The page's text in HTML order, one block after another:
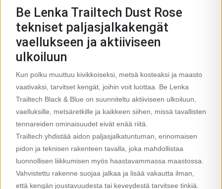
Be Lenka Trailtech Dust Rose
tekniset paljasjalkakengät
vaellukseen ja aktiiviseen
ulkoiluun
Kun polku muuttuu kivikkoiseksi, metsä kosteaksi ja maasto
vaativaksi, tarvitset kengät, joihin voit luottaa. Be Lenka
Trailtech Black & Blue on suunniteltu aktiiviseen ulkoiluun,
vaelluksille, metsäretkille ja kaikkeen siihen, missä tavallisten
tennareiden ominaisuudet eivät enää riitä.
Trailtech yhdistää aidon paljasjalkatuntuman, erinomaisen
pidon ja teknisen rakenteen tavalla, joka mahdollistaa
luonnollisen liikkumisen myös haastavammassa maastossa.
Vahvistettu rakenne suojaa jalkaa ja lisää vakautta ilman,
että kengän joustavuudesta tai keveydestä tarvitsee tinkiä.